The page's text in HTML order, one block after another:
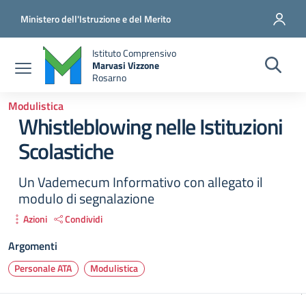
Ministero dell'Istruzione e del Merito
Istituto Comprensivo
Marvasi Vizzone
Rosarno
Modulistica
Whistleblowing nelle Istituzioni
Scolastiche
Un Vademecum Informativo con allegato il
modulo di segnalazione
Azioni Condividi
Argomenti
Personale ATA Modulistica